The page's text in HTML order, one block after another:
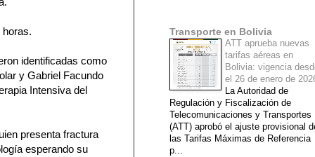
horas.
identificadas como
y Gabriel Facundo
Intensiva del
presenta fractura
esperando su
Transporte en Bolivia
ATT aprueba nuevas
tarifas aéreas en
Bolivia: vigencia
el 26 de enero de
La Autoridad de
Regulación y Fiscalización de
Telecomunicaciones y Transportes
(ATT) aprobó el ajuste provisional
las Tarifas Máximas de Referencia
p...